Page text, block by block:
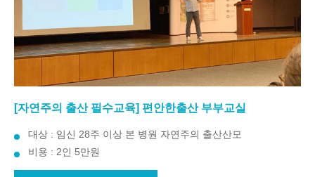
[자연주의 출산 필수교육] 편안한출산 부부교실
대상 : 임신 28주 이상 본 병원 자연주의 출산산모
비용 : 2인 5만원